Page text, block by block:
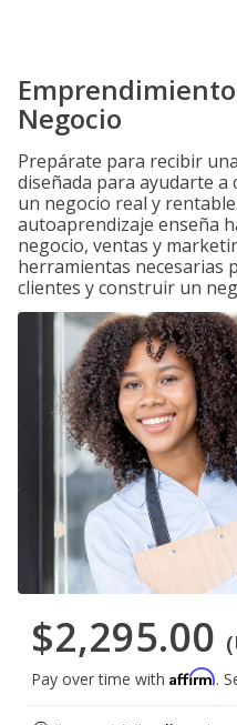
Negocio
Prepárate para recibir
diseñada para ayudarte
un negocio real y
autoaprendizaje enseña
negocio, ventas y
herramientas necesarias
clientes y construir un
$2,295.00
Pay over time with Affirm.